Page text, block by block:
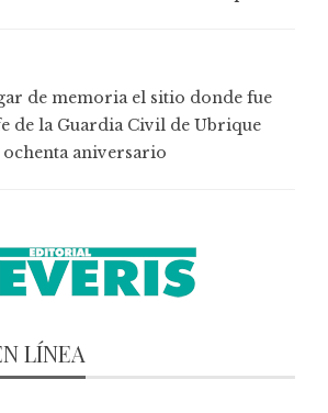
de memoria el sitio donde fue
de la Guardia Civil de Ubrique
ochenta aniversario
LÍNEA